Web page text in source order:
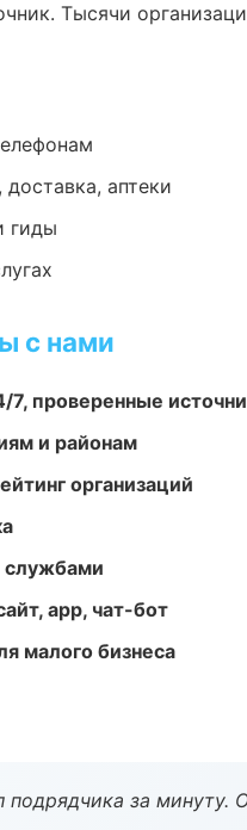
Тысячи
аптеки
гиды
с нами
проверенные
и районам
организаций
службами
app, чат-бот
малого бизнеса
за минуту.